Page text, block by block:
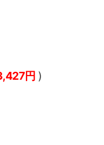
円 )